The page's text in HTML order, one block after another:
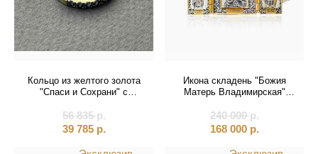
Кольцо из желтого золота
"Спаси и Сохрани" с
56 835р.
39 785 р.
Икона складень "Божия
Матерь Владимирская"
240 000р.
168 000 р.